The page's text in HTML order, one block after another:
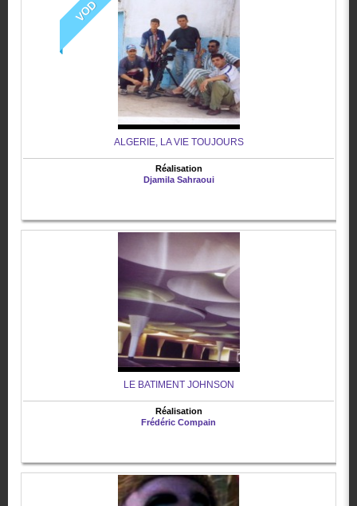
VOD
ALGERIE, LA VIE TOUJOURS
Réalisation
Djamila Sahraoui
LE BATIMENT JOHNSON
Réalisation
Frédéric Compain